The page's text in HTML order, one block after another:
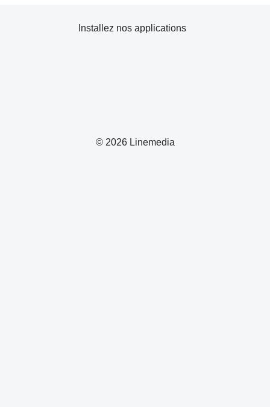
© 2026 Linemedia
Installez nos applications